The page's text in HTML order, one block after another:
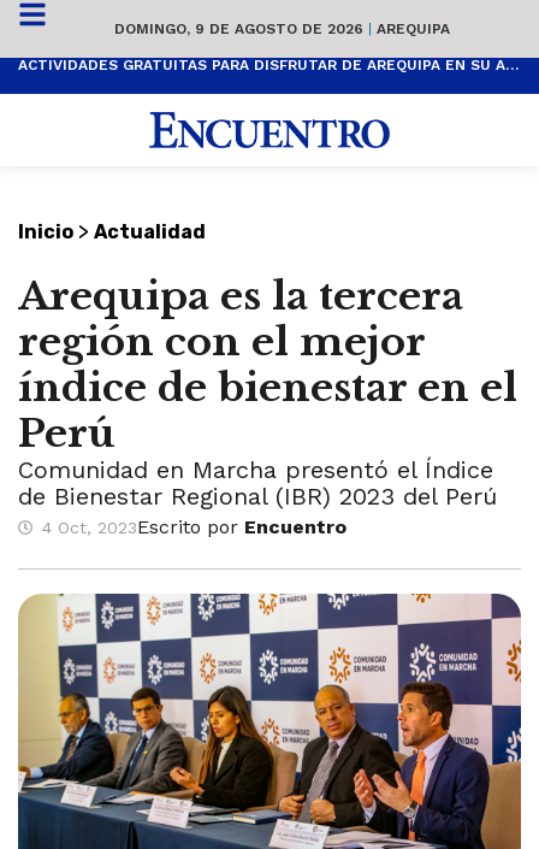
DOMINGO, 9 DE AGOSTO DE 2026 | AREQUIPA
ACTIVIDADES GRATUITAS PARA DISFRUTAR DE AREQUIPA EN SU ANIVERSARIO
Inicio > Actualidad
Arequipa es la tercera
región con el mejor
índice de bienestar en el
Perú
Comunidad en Marcha presentó el Índice
de Bienestar Regional (IBR) 2023 del Perú
4 Oct, 2023Escrito por Encuentro